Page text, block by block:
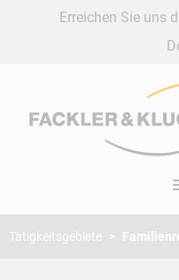
Erreichen Sie uns
Tätigkeitsgebiete